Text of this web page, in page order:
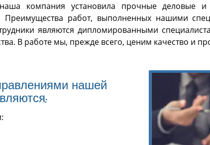
компания установила прочные деловые
Преимущества работ, выполненных нашими
являются дипломированными
В работе мы, прежде всего, ценим качество и
нашей